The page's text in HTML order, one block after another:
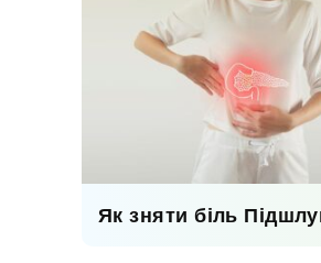
Як зняти біль